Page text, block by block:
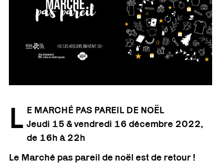
L E MARCHÉ PAS PAREIL DE NOËL
Jeudi 15 & vendredi 16 décembre 2022,
de 16h à 22h
Le Marché pas pareil de noël est de retour !